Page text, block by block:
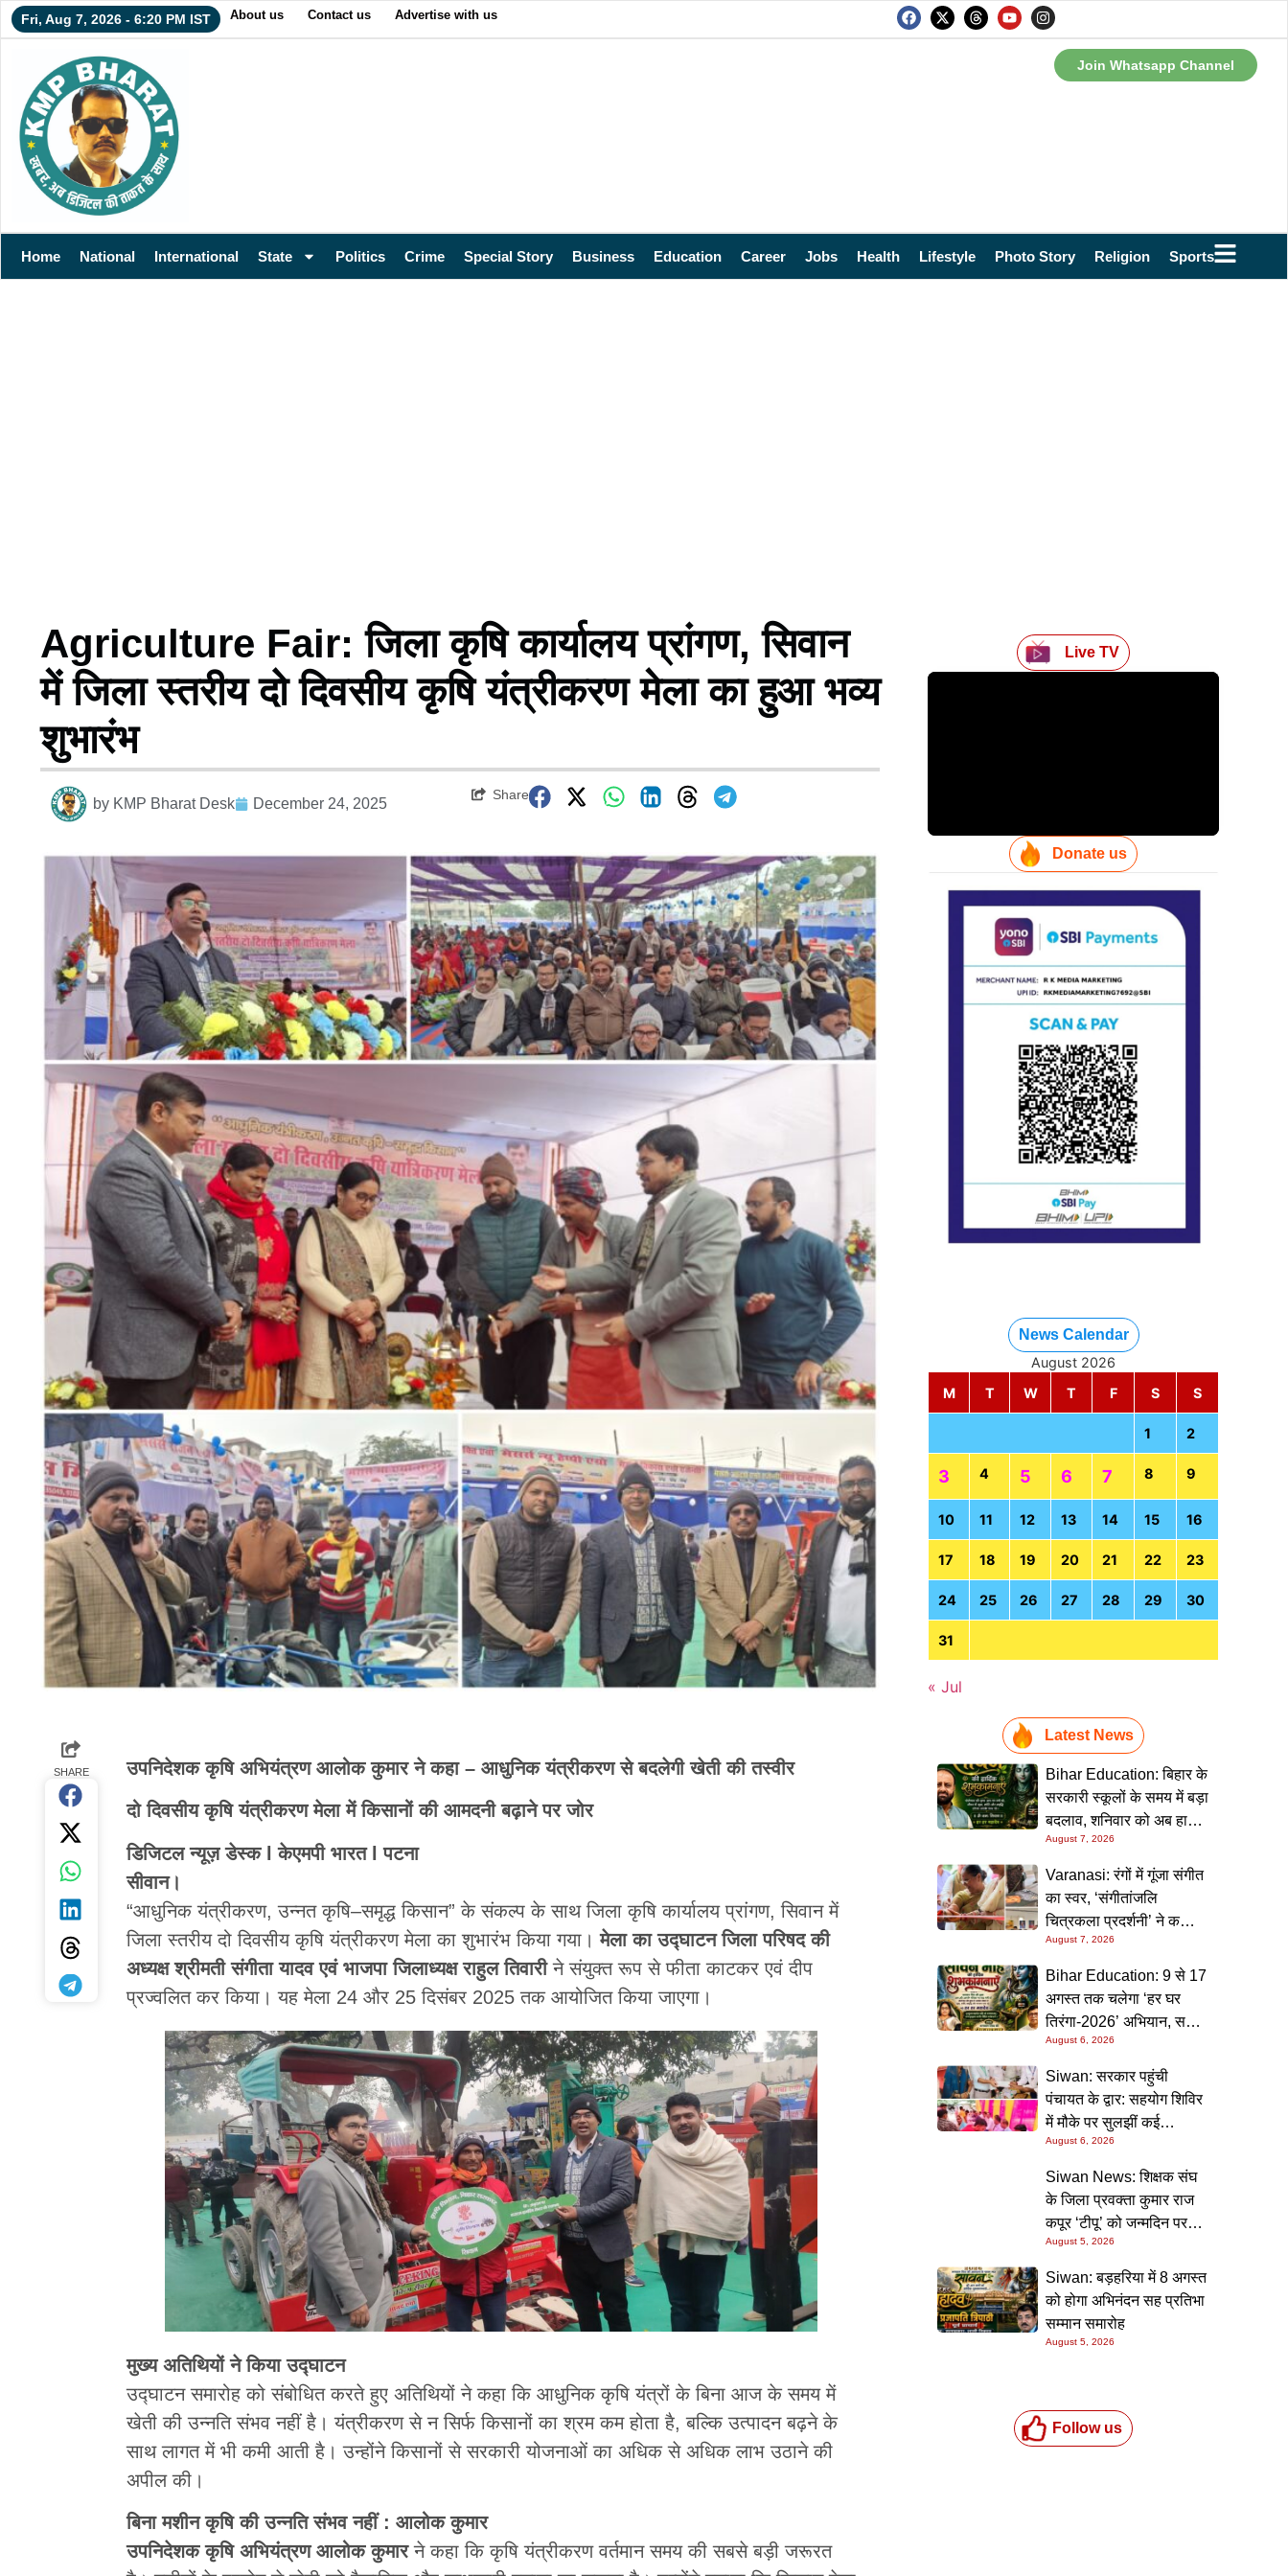
Fri, Aug 7, 2026 - 6:20 PM IST About us Contact us Advertise with us
Join Whatsapp Channel
Home National International State Politics Crime Special Story Business Education Career Jobs Health Lifestyle Photo Story Religion Sports
Agriculture Fair: जिला कृषि कार्यालय प्रांगण, सिवान
में जिला स्तरीय दो दिवसीय कृषि यंत्रीकरण मेला का हुआ भव्य
शुभारंभ
by KMP Bharat Desk December 24, 2025
Share
SHARE उपनिदेशक कृषि अभियंत्रण आलोक कुमार ने कहा – आधुनिक यंत्रीकरण से बदलेगी खेती की तस्वीर
दो दिवसीय कृषि यंत्रीकरण मेला में किसानों की आमदनी बढ़ाने पर जोर
डिजिटल न्यूज़ डेस्क l केएमपी भारत l पटना
सीवान।
“आधुनिक यंत्रीकरण, उन्नत कृषि–समृद्ध किसान” के संकल्प के साथ जिला कृषि कार्यालय प्रांगण, सिवान में
जिला स्तरीय दो दिवसीय कृषि यंत्रीकरण मेला का शुभारंभ किया गया।मेला का उद्घाटन जिला परिषद की
अध्यक्ष श्रीमती संगीता यादव एवं भाजपा जिलाध्यक्ष राहुल तिवारीने संयुक्त रूप से फीता काटकर एवं दीप
प्रज्वलित कर किया। यह मेला 24 और 25 दिसंबर 2025 तक आयोजित किया जाएगा।
मुख्य अतिथियों ने किया उद्घाटन
उद्घाटन समारोह को संबोधित करते हुए अतिथियों ने कहा कि आधुनिक कृषि यंत्रों के बिना आज के समय में
खेती की उन्नति संभव नहीं है। यंत्रीकरण से न सिर्फ किसानों का श्रम कम होता है, बल्कि उत्पादन बढ़ने के
साथ लागत में भी कमी आती है। उन्होंने किसानों से सरकारी योजनाओं का अधिक से अधिक लाभ उठाने की
अपील की।
बिना मशीन कृषि की उन्नति संभव नहीं : आलोक कुमार
उपनिदेशक कृषि अभियंत्रण आलोक कुमारने कहा कि कृषि यंत्रीकरण वर्तमान समय की सबसे बड़ी जरूरत
Live TV
Donate us
News Calendar
August 2026
M
T W T F S S
1 2
3 4 5 6 7 8 9
10 11 12 13 14 15 16
17 18 19 20 21 22 23
24 25 26 27 28 29 30
31
« Jul
Latest News
Bihar Education: बिहार के
सरकारी स्कूलों के समय में बड़ा
बदलाव, शनिवार को अब हाफ
डे रहेगा विद्यालय
August 7, 2026
Varanasi: रंगों में गूंजा संगीत
का स्वर, ‘संगीतांजलि
चित्रकला प्रदर्शनी’ ने कला
प्रेमियों को किया मंत्रमुग्ध
August 7, 2026
Bihar Education: 9 से 17
अगस्त तक चलेगा ‘हर घर
तिरंगा-2026’ अभियान, सभी
स्कूलों को दिए गए विस्तृत
निर्देश
August 6, 2026
Siwan: सरकार पहुंची
पंचायत के द्वार: सहयोग शिविर
में मौके पर सुलझीं कई
समस्याएं, 30 दिन में समाधान
की गारंटी
August 6, 2026
Siwan News: शिक्षक संघ
के जिला प्रवक्ता कुमार राज
कपूर ‘टीपू’ को जन्मदिन पर
मिली शुभकामनाओं की सौगात
August 5, 2026
Siwan: बड़हरिया में 8 अगस्त
को होगा अभिनंदन सह प्रतिभा
सम्मान समारोह
August 5, 2026
Follow us